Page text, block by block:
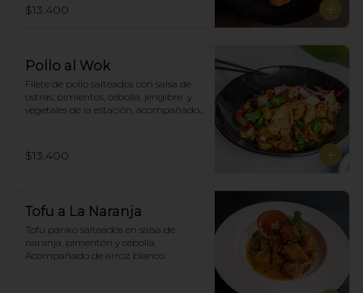
$13.400
Pollo al Wok
Filete de pollo salteados con salsa de
ostras, pimientos, cebolla, jengibre  y
vegetales de la estación, acompañado
$13.400
Tofu a La Naranja
Tofu panko salteados en salsa de
naranja, pimentón y cebolla.
Acompañado de arroz blanco.